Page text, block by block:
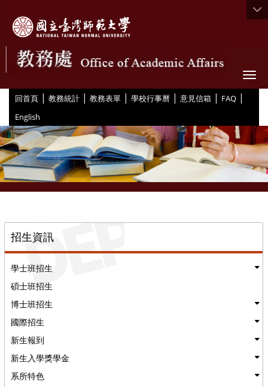
回首頁 | 教務統計 | 教務表單 | 學校行事曆 | 意見信箱 | FAQ |
English
招生資訊
學士班招生
碩士班招生
博士班招生
國際招生
新生報到
新生入學獎學金
系所特色